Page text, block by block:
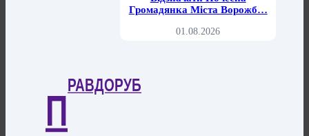
Громадянка Міста Ворожб…
01.08.2026
П
РАВДОРУБ